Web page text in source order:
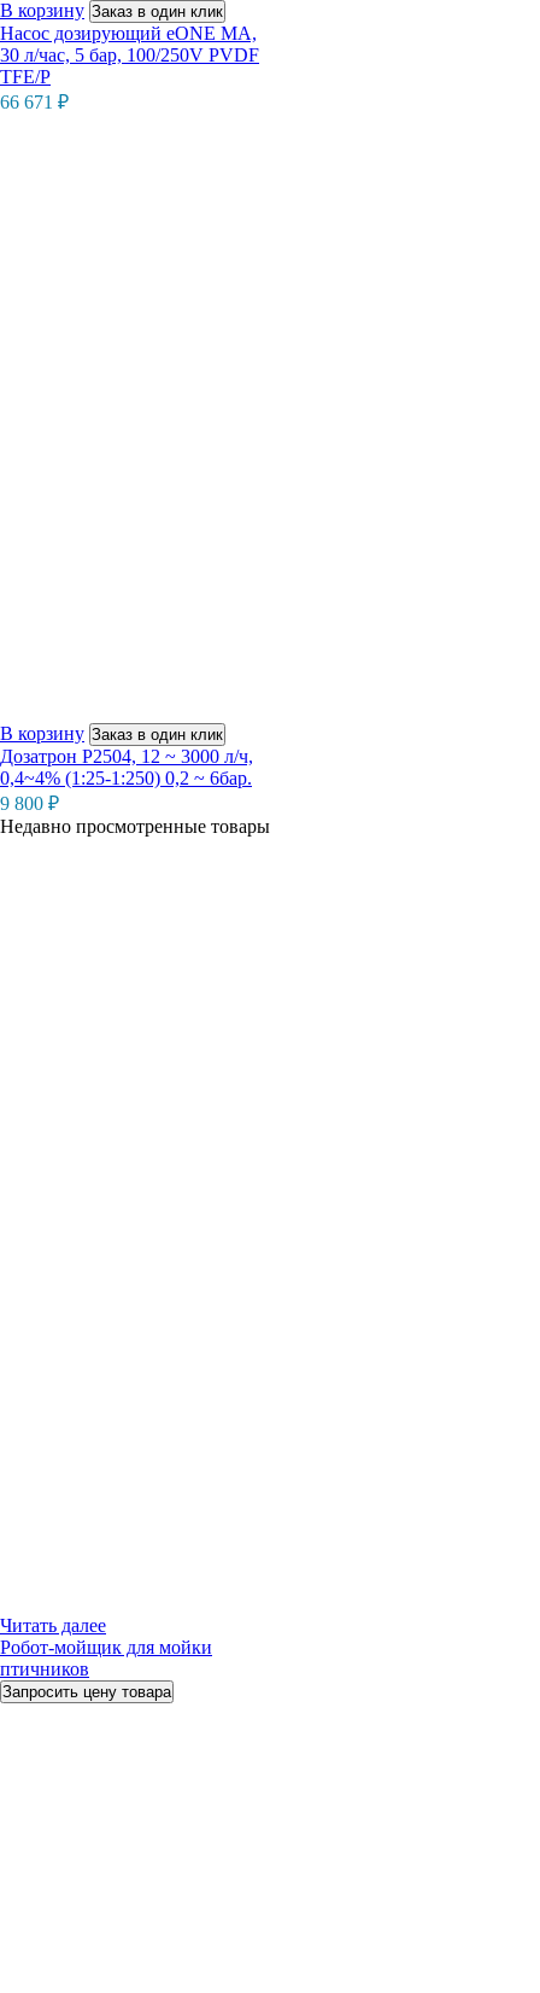
В корзину Заказ в один клик
Насос дозирующий eONE MA,
30 л/час, 5 бар, 100/250V PVDF
TFE/P
66 671 ₽
В корзину Заказ в один клик
Дозатрон P2504, 12 ~ 3000 л/ч,
0,4~4% (1:25-1:250) 0,2 ~ 6бар.
9 800 ₽
Недавно просмотренные товары
Читать далее
Робот-мойщик для мойки
птичников
Запросить цену товара